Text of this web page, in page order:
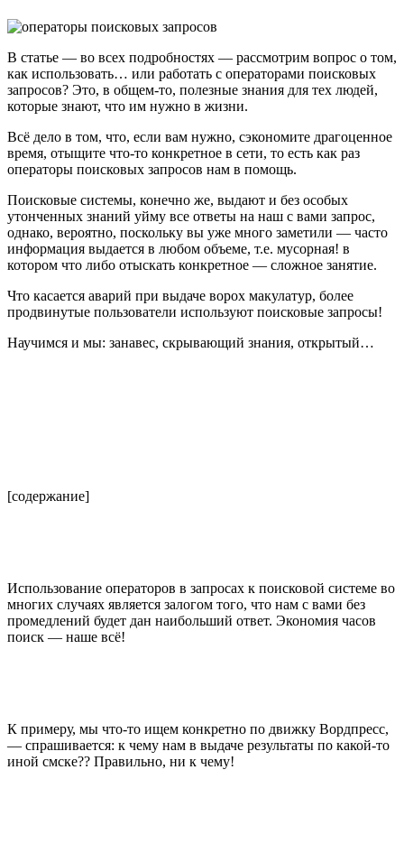
В статье — во всех подробностях — рассмотрим вопрос о том,
как использовать… или работать с операторами поисковых
запросов? Это, в общем-то, полезные знания для тех людей,
которые знают, что им нужно в жизни.
Всё дело в том, что, если вам нужно, сэкономите драгоценное
время, отыщите что-то конкретное в сети, то есть как раз
операторы поисковых запросов нам в помощь.
Поисковые системы, конечно же, выдают и без особых
утонченных знаний уйму все ответы на наш с вами запрос,
однако, вероятно, поскольку вы уже много заметили — часто
информация выдается в любом объеме, т.е. мусорная! в
котором что либо отыскать конкретное — сложное занятие.
Что касается аварий при выдаче ворох макулатур, более
продвинутые пользователи используют поисковые запросы!
Научимся и мы: занавес, скрывающий знания, открытый…
[содержание]
Использование операторов в запросах к поисковой системе во
многих случаях является залогом того, что нам с вами без
промедлений будет дан наибольший ответ. Экономия часов
поиск — наше всё!
К примеру, мы что-то ищем конкретно по движку Вордпресс,
— спрашивается: к чему нам в выдаче результаты по какой-то
иной смске?? Правильно, ни к чему!